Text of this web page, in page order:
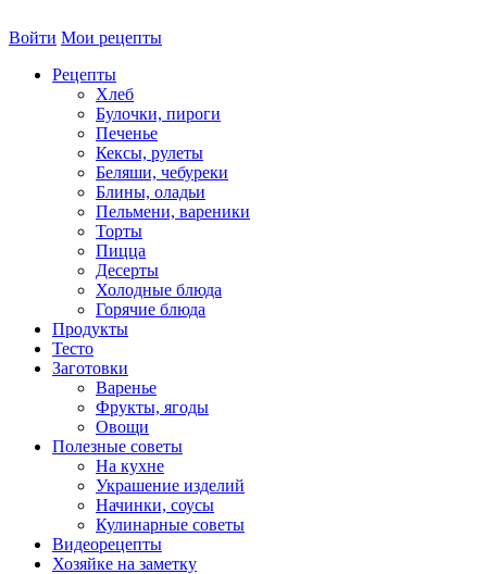
Войти Мои рецепты
Рецепты
Хлеб
Булочки, пироги
Печенье
Кексы, рулеты
Беляши, чебуреки
Блины, оладьи
Пельмени, вареники
Торты
Пицца
Десерты
Холодные блюда
Горячие блюда
Продукты
Тесто
Заготовки
Варенье
Фрукты, ягоды
Овощи
Полезные советы
На кухне
Украшение изделий
Начинки, соусы
Кулинарные советы
Видеорецепты
Хозяйке на заметку